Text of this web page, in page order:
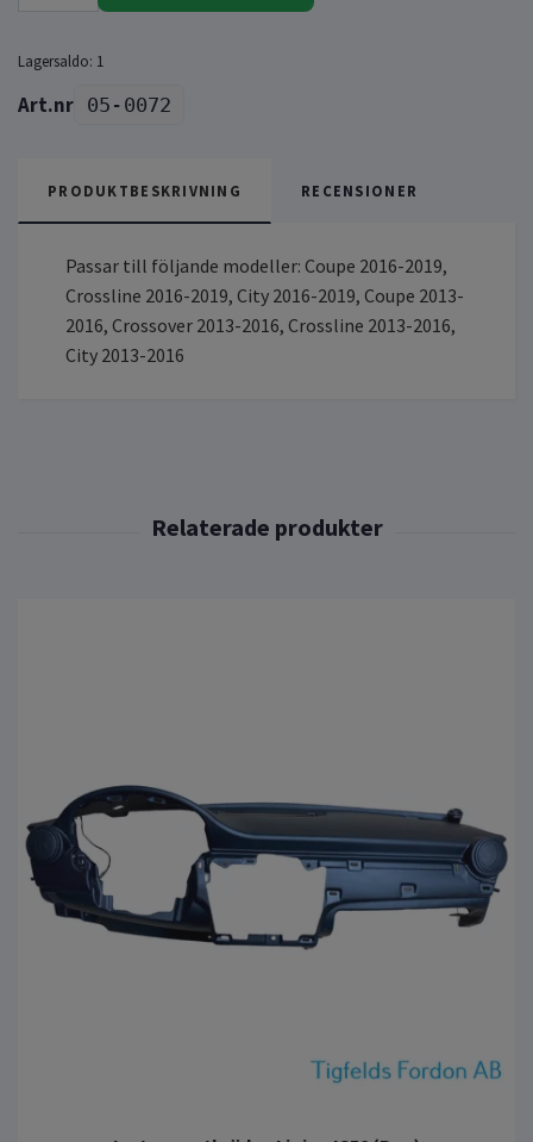
Lagersaldo: 1
05-0072
PRODUKTBESKRIVNING RECENSIONER
Passar till följande modeller: Coupe 2016-2019,
Crossline 2016-2019, City 2016-2019, Coupe 2013-
2016, Crossover 2013-2016, Crossline 2013-2016,
City 2013-2016